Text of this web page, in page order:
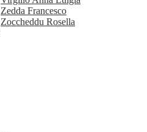
Zedda Francesco
Zoccheddu Rosella